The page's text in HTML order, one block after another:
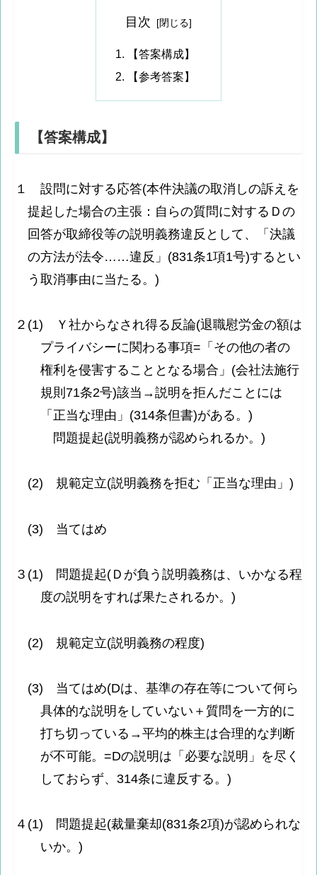
目次
【答案構成】
【参考答案】
【答案構成】
１ 設問に対する応答(本件決議の取消しの訴えを
提起した場合の主張：自らの質問に対するＤの
回答が取締役等の説明義務違反として、「決議
の方法が法令……違反」(831条1項1号)するとい
う取消事由に当たる。)
２(1) Ｙ社からなされ得る反論(退職慰労金の額は
プライバシーに関わる事項=「その他の者の
権利を侵害することとなる場合」(会社法施行
規則71条2号)該当→説明を拒んだことには
「正当な理由」(314条但書)がある。)
問題提起(説明義務が認められるか。)
(2) 規範定立(説明義務を拒む「正当な理由」)
(3) 当てはめ
３(1) 問題提起(Ｄが負う説明義務は、いかなる程
度の説明をすれば果たされるか。)
(2) 規範定立(説明義務の程度)
(3) 当てはめ(Dは、基準の存在等について何ら
具体的な説明をしていない＋質問を一方的に
打ち切っている→平均的株主は合理的な判断
が不可能。=Dの説明は「必要な説明」を尽く
しておらず、314条に違反する。)
４(1) 問題提起(裁量棄却(831条2項)が認められな
いか。)